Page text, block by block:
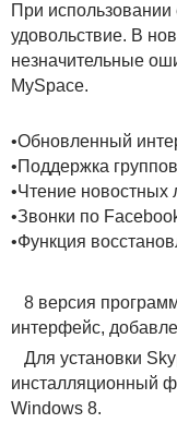
При
удовольствие. В
незначительные
MySpace.
•Обновленный
•Поддержка
•Чтение новостных
•Звонки по
•Функция
8 версия
интерфейс,
Для установки
инсталляционный
Windows 8.